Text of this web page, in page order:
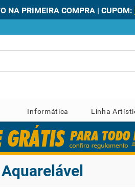
NA PRIMEIRA COMPRA | CUPOM:
Informática Linha